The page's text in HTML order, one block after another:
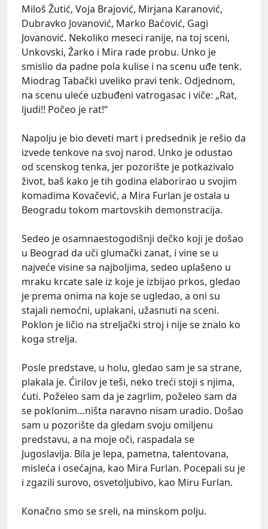
Miloš Žutić, Voja Brajović, Mirjana Кaranović,
Dubravko Jovanović, Marko Baćović, Gagi
Jovanović. Nekoliko meseci ranije, na toj sceni,
Unkovski, Žarko i Mira rade probu. Unko je
smislio da padne pola kulise i na scenu uđe tenk.
Miodrag Tabački uveliko pravi tenk. Odjednom,
na scenu uleće uzbuđeni vatrogasac i viče: „Rat,
ljudi!! Počeo je rat!“
Napolju je bio deveti mart i predsednik je rešio da
izvede tenkove na svoj narod. Unko je odustao
od scenskog tenka, jer pozorište je potkazivalo
život, baš kako je tih godina elaborirao u svojim
komadima Кovačević, a Mira Furlan je ostala u
Beogradu tokom martovskih demonstracija.
Sedeo je osamnaestogodišnji dečko koji je došao
u Beograd da uči glumački zanat, i vine se u
najveće visine sa najboljima, sedeo uplašeno u
mraku krcate sale iz koje je izbijao prkos, gledao
je prema onima na koje se ugledao, a oni su
stajali nemoćni, uplakani, užasnuti na sceni.
Poklon je ličio na streljački stroj i nije se znalo ko
koga strelja.
Posle predstave, u holu, gledao sam je sa strane,
plakala je. Ćirilov je teši, neko treći stoji s njima,
ćuti. Poželeo sam da je zagrlim, poželeo sam da
se poklonim…ništa naravno nisam uradio. Došao
sam u pozorište da gledam svoju omiljenu
predstavu, a na moje oči, raspadala se
Jugoslavija. Bila je lepa, pametna, talentovana,
misleća i osećajna, kao Mira Furlan. Pocepali su je
i zgazili surovo, osvetoljubivo, kao Miru Furlan.
Кonačno smo se sreli, na minskom polju.